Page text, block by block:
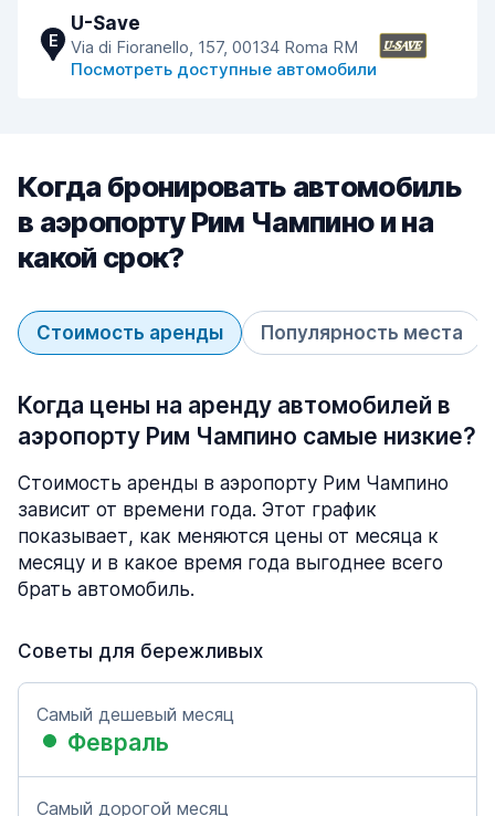
E
U-Save
Via di Fioranello, 157, 00134 Roma RM
Посмотреть доступные автомобили
Когда бронировать автомобиль
в аэропорту Рим Чампино и на
какой срок?
Стоимость аренды Популярность места
Когда цены на аренду автомобилей в
аэропорту Рим Чампино самые низкие?
Стоимость аренды в аэропорту Рим Чампино
зависит от времени года. Этот график
показывает, как меняются цены от месяца к
месяцу и в какое время года выгоднее всего
брать автомобиль.
Советы для бережливых
Самый дешевый месяц
Февраль
Самый дорогой месяц